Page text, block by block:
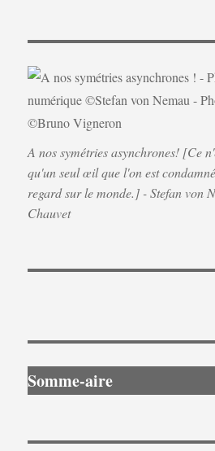
A nos symétries asynchrones! [Ce
qu'un seul œil que l'on est
regard sur le monde.] - Stefan von
Chauvet
Somme-aire